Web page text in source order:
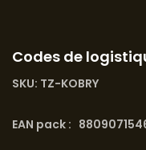
Codes de
SKU: TZ-KOBRY
EAN pack :